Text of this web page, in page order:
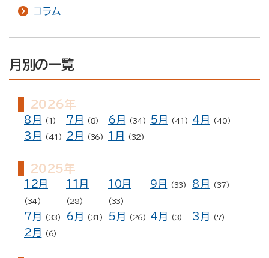
コラム
月別の一覧
2026年
8月 (1) 7月 (8) 6月 (34) 5月 (41) 4月 (40)
3月 (41) 2月 (36) 1月 (32)
2025年
12月
(34)
11月
(28)
10月
(33)
9月 (33) 8月 (37)
7月 (33) 6月 (31) 5月 (26) 4月 (3) 3月 (7)
2月 (6)